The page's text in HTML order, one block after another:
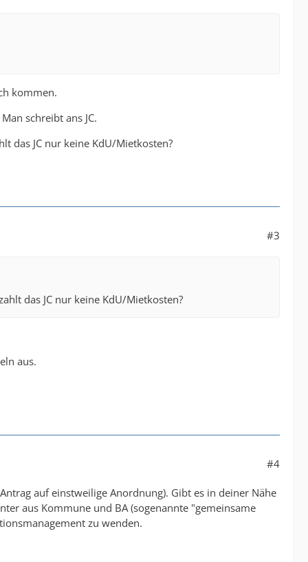
kommen.
schreibt ans JC.
das JC nur keine KdU/Mietkosten?
#3
das JC nur keine KdU/Mietkosten?
aus.
#4
auf einstweilige Anordnung). Gibt es in deiner Nähe
aus Kommune und BA (sogenannte "gemeinsame
zu wenden.